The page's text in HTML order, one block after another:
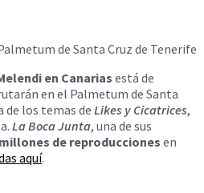
de Santa Cruz de Tenerife
en Canarias está de
en el Palmetum de Santa
de los temas de Likes y Cicatrices,
LaBoca Junta, una de sus
de reproduccionesen
aquí.